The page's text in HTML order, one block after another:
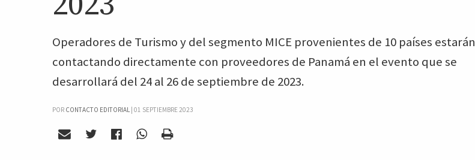
Operadores de Turismo y del segmento MICE provenientes de 10 países estarán
contactando directamente con proveedores de Panamá en el evento que se
desarrollará del 24 al 26 de septiembre de 2023.
POR CONTACTO EDITORIAL | 01 SEPTIEMBRE 2023